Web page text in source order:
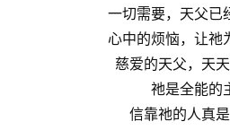
一切需要，天父已
心中的烦恼，让祂
慈爱的天父，天天
祂是全能的
信靠祂的人真是